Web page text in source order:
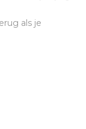
als je